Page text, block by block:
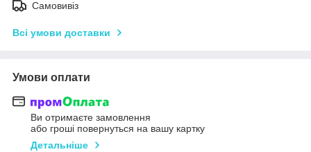
Самовивіз
Всі умови доставки
Умови оплати
Ви отримаєте замовлення
або гроші повернуться на вашу картку
Детальніше